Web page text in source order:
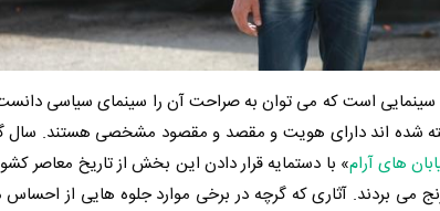
88 تولد یک جریان جدید سینمایی است که می توان به صراحت آن را سینمای
شده اند دارای هویت و مقصد و مقصود مشخصی هستند. سال
های آرام» با دستمایه قرار دادن این بخش از تاریخ معاصر
می بردند. آثاری که گرچه در برخی موارد جلوه هایی از احساس